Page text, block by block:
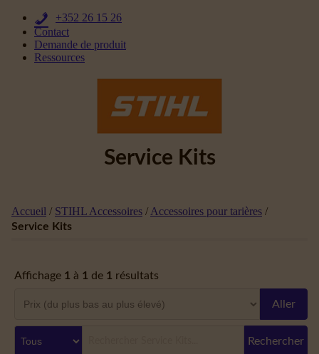
+352 26 15 26
Contact
Demande de produit
Ressources
Service Kits
Accueil / STIHL Accessoires / Accessoires pour tarières /
Service Kits
Affichage 1 à 1 de 1 résultats
Aller
Rechercher